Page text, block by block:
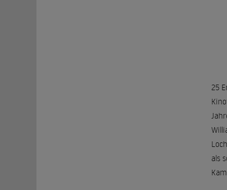
25
als